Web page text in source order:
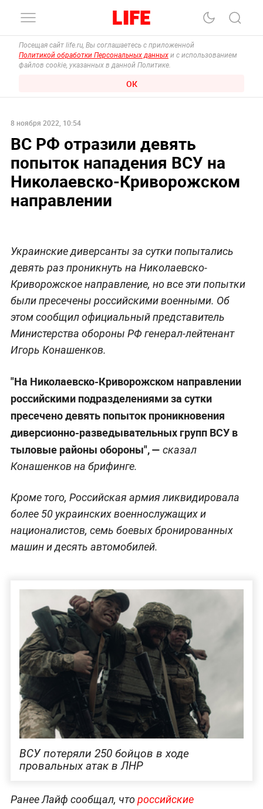
Посещая сайт life.ru, Вы соглашаетесь с приложенной
Политикой обработки Персональных данных и с использованием
файлов cookie, указанных в данной Политике.
ОК
8 ноября 2022, 10:54
ВС РФ отразили девять
попыток нападения ВСУ на
Николаевско-Криворожском
направлении
Украинские диверсанты за сутки попытались
девять раз проникнуть на Николаевско-
Криворожское направление, но все эти попытки
были пресечены российскими военными. Об
этом сообщил официальный представитель
Министерства обороны РФ генерал-лейтенант
Игорь Конашенков.
"На Николаевско-Криворожском направлении
российскими подразделениями за сутки
пресечено девять попыток проникновения
диверсионно-разведывательных групп ВСУ в
тыловые районы обороны", — сказал
Конашенков на брифинге.
Кроме того, Российская армия ликвидировала
более 50 украинских военнослужащих и
националистов, семь боевых бронированных
машин и десять автомобилей.
ВСУ потеряли 250 бойцов в ходе
провальных атак в ЛНР
Ранее Лайф сообщал, чтороссийские